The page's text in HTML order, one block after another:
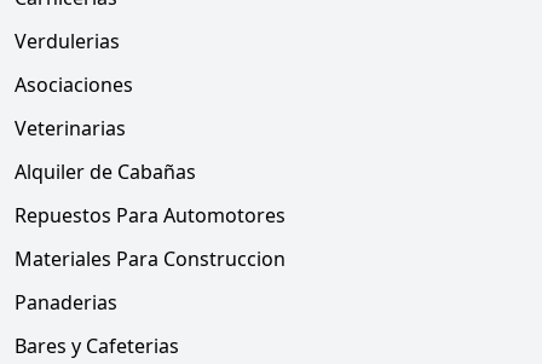
Verdulerias
Asociaciones
Veterinarias
Alquiler de Cabañas
Repuestos Para Automotores
Materiales Para Construccion
Panaderias
Bares y Cafeterias